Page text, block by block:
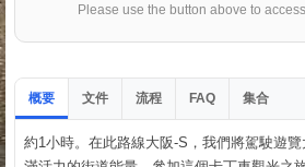
Please use the button above to
概要 文件 流程 FAQ 集合
約1小時。在此路線大阪-S，我們將駕駛遊